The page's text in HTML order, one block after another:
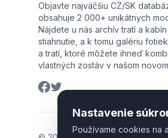
Objavte najväčšiu CZ/SK
obsahuje 2 000+ unikátnych
Nájdete u nás archív tratí a kabín
stiahnutie, a k tomu galériu
a tratí, ktoré môžete ihneď
vlastných zostáv v našom
Nastavenie
Používame cookies na